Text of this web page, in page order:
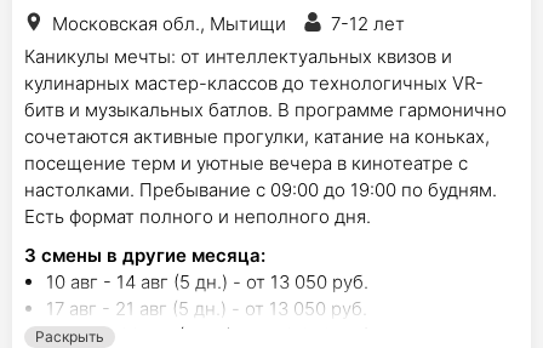
Московская обл., Мытищи
7-12 лет
Каникулы мечты: от интеллектуальных квизов и
кулинарных мастер-классов до технологичных VR-
битв и музыкальных батлов. В программе гармонично
сочетаются активные прогулки, катание на коньках,
посещение терм и уютные вечера в кинотеатре с
настолками. Пребывание с 09:00 до 19:00 по будням.
Есть формат полного и неполного дня.
3 смены в другие месяца:
10 авг - 14 авг (5 дн.) - от 13 050 руб.
17 авг - 21 авг (5 дн.) - от 13 050 руб.
24 авг - 28 авг (5 дн.) - от 13 050 руб.
Раскрыть